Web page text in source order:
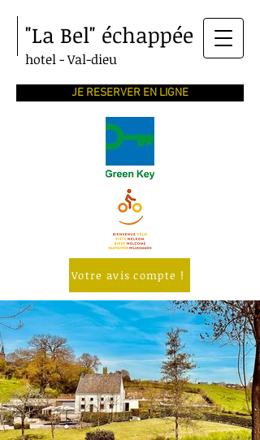
"La Bel" échappée
hotel - Val-dieu
JE RESERVER EN LIGNE
Votre avis compte !